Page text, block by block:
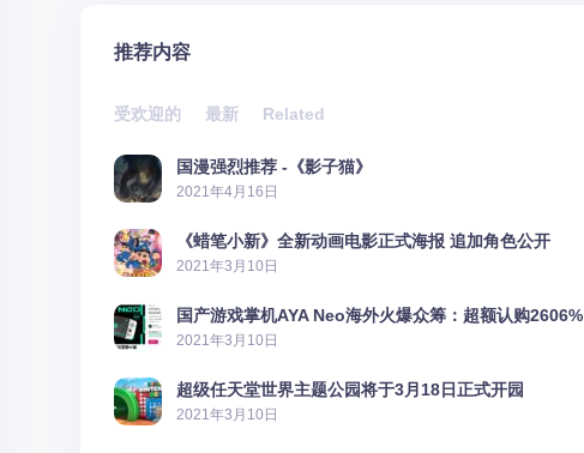
推荐内容
受欢迎的 最新 Related
国漫强烈推荐 -《影子猫》
2021年4月16日
《蜡笔小新》全新动画电影正式海报 追加角色公开
2021年3月10日
国产游戏掌机AYA Neo海外火爆众筹：超额认购2606%
2021年3月10日
超级任天堂世界主题公园将于3月18日正式开园
2021年3月10日